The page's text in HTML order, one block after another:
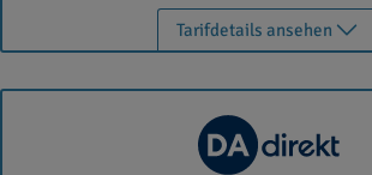
Tarifdetails ansehen